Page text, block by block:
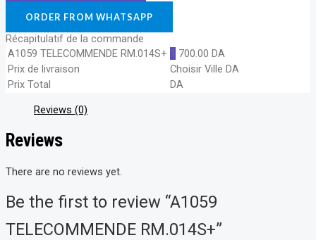
ORDER FROM WHATSAPP
Récapitulatif de la commande
A1059 TELECOMMENDE RM.014S+ 1 700.00 DA
Prix de livraison
Choisir Ville DA
Prix Total
DA
Reviews (0)
Reviews
There are no reviews yet.
Be the first to review “A1059
TELECOMMENDE RM.014S+”